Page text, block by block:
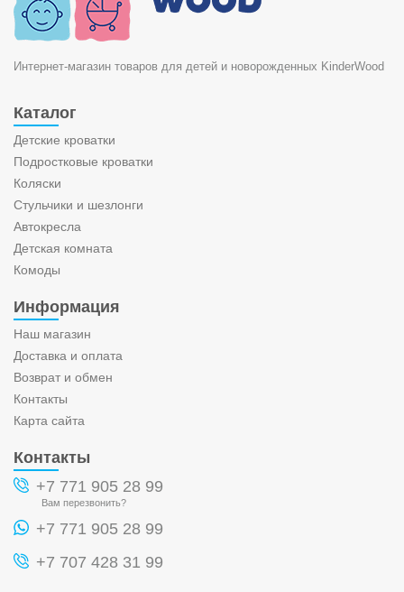
Интернет-магазин товаров для детей и новорожденных KinderWood
Каталог
Детские кроватки
Подростковые кроватки
Коляски
Стульчики и шезлонги
Автокресла
Детская комната
Комоды
Информация
Наш магазин
Доставка и оплата
Возврат и обмен
Контакты
Карта сайта
Контакты
+7 771 905 28 99
Вам перезвонить?
+7 771 905 28 99
+7 707 428 31 99